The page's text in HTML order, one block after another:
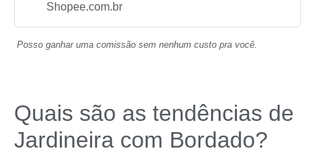
Shopee.com.br
Posso ganhar uma comissão sem nenhum custo pra você.
Quais são as tendências de
Jardineira com Bordado?